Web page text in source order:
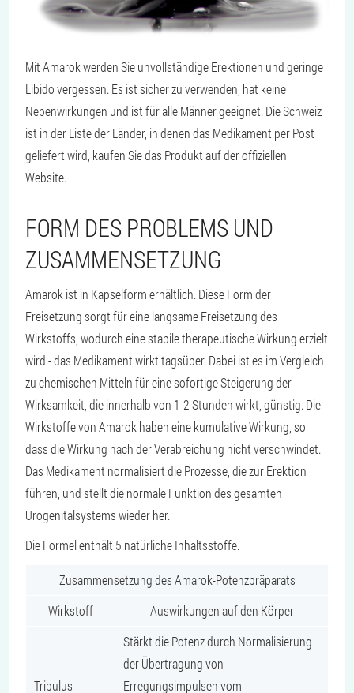
Mit Amarok werden Sie unvollständige Erektionen und geringe
Libido vergessen. Es ist sicher zu verwenden, hat keine
Nebenwirkungen und ist für alle Männer geeignet. Die Schweiz
ist in der Liste der Länder, in denen das Medikament per Post
geliefert wird, kaufen Sie das Produkt auf der offiziellen
Website.
FORM DES PROBLEMS UND
ZUSAMMENSETZUNG
Amarok ist in Kapselform erhältlich. Diese Form der
Freisetzung sorgt für eine langsame Freisetzung des
Wirkstoffs, wodurch eine stabile therapeutische Wirkung erzielt
wird - das Medikament wirkt tagsüber. Dabei ist es im Vergleich
zu chemischen Mitteln für eine sofortige Steigerung der
Wirksamkeit, die innerhalb von 1-2 Stunden wirkt, günstig. Die
Wirkstoffe von Amarok haben eine kumulative Wirkung, so
dass die Wirkung nach der Verabreichung nicht verschwindet.
Das Medikament normalisiert die Prozesse, die zur Erektion
führen, und stellt die normale Funktion des gesamten
Urogenitalsystems wieder her.
Die Formel enthält 5 natürliche Inhaltsstoffe.
Zusammensetzung des Amarok-Potenzpräparats
Wirkstoff
Auswirkungen auf den Körper
Tribulus
Stärkt die Potenz durch Normalisierung
der Übertragung von
Erregungsimpulsen vom